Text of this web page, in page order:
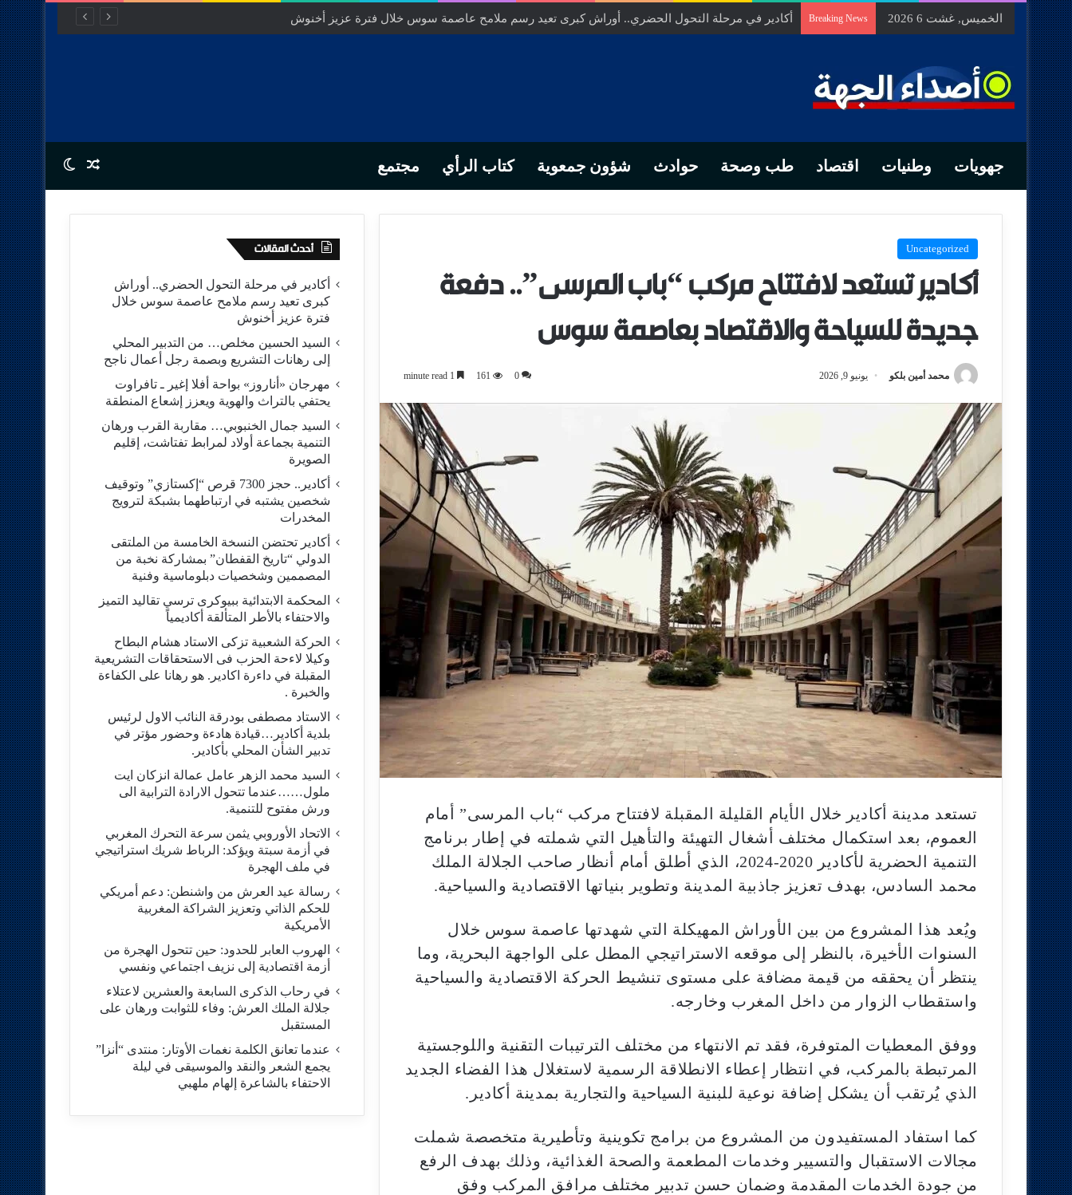
الخميس, غشت 6 2026 Breaking News السيد الحسين مخلص… من التدبير المحلي إلى رهانات التشريع وبصمة رجل أعمال ناجح
جهويات وطنيات اقتصاد طب وصحة حوادث شؤون جمعوية كتاب الرأي مجتمع Random Article
Switch skin
Uncategorized
أكادير تستعد لافتتاح مركب “باب المرسى”.. دفعة
جديدة للسياحة والاقتصاد بعاصمة سوس
محمد أمين بلكو يونيو 9, 2026 0
161
تستعد مدينة أكادير خلال الأيام القليلة المقبلة لافتتاح مركب “باب المرسى” أمام
العموم، بعد استكمال مختلف أشغال التهيئة والتأهيل التي شملته في إطار برنامج
التنمية الحضرية لأكادير 2020-2024، الذي أطلق أمام أنظار صاحب الجلالة الملك
محمد السادس، بهدف تعزيز جاذبية المدينة وتطوير بنياتها الاقتصادية والسياحية.
ويُعد هذا المشروع من بين الأوراش المهيكلة التي شهدتها عاصمة سوس خلال
السنوات الأخيرة، بالنظر إلى موقعه الاستراتيجي المطل على الواجهة البحرية، وما
ينتظر أن يحققه من قيمة مضافة على مستوى تنشيط الحركة الاقتصادية والسياحية
واستقطاب الزوار من داخل المغرب وخارجه.
ووفق المعطيات المتوفرة، فقد تم الانتهاء من مختلف الترتيبات التقنية واللوجستية
المرتبطة بالمركب، في انتظار إعطاء الانطلاقة الرسمية لاستغلال هذا الفضاء الجديد
الذي يُرتقب أن يشكل إضافة نوعية للبنية السياحية والتجارية بمدينة أكادير.
كما استفاد المستفيدون من المشروع من برامج تكوينية وتأطيرية متخصصة شملت
مجالات الاستقبال والتسيير وخدمات المطعمة والصحة الغذائية، وذلك بهدف الرفع
من جودة الخدمات المقدمة وضمان حسن تدبير مختلف مرافق المركب وفق
أحدث المقالات
أكادير في مرحلة التحول الحضري.. أوراش
كبرى تعيد رسم ملامح عاصمة سوس خلال
فترة عزيز أخنوش
السيد الحسين مخلص… من التدبير المحلي
إلى رهانات التشريع وبصمة رجل أعمال ناجح
مهرجان «أناروز» بواحة أفلا إغير ـ تافراوت
يحتفي بالتراث والهوية ويعزز إشعاع المنطقة
السيد جمال الخنبوبي… مقاربة القرب ورهان
التنمية بجماعة أولاد لمرابط تفتاشت، إقليم
الصويرة
أكادير.. حجز 7300 قرص “إكستازي” وتوقيف
شخصين يشتبه في ارتباطهما بشبكة لترويج
المخدرات
أكادير تحتضن النسخة الخامسة من الملتقى
الدولي “تاريخ القفطان” بمشاركة نخبة من
المصممين وشخصيات دبلوماسية وفنية
المحكمة الابتدائية ببيوكرى ترسي تقاليد التميز
والاحتفاء بالأطر المتألقة أكاديمياً
الحركة الشعبية تزكى الاستاد هشام البطاح
وكيلا لاءحة الحزب فى الاستحقاقات التشريعية
المقبلة في داءرة اكادير. هو رهانا على الكفاءة
والخبرة .
الاستاد مصطفى بودرقة النائب الاول لرئيس
بلدية أكادير…قيادة هادءة وحضور مؤتر في
تدبير الشأن المحلي بأكادير.
السيد محمد الزهر عامل عمالة انزكان ايت
ملول……عندما تتحول الارادة الترابية الى
ورش مفتوح للتنمية.
الاتحاد الأوروبي يثمن سرعة التحرك المغربي
في أزمة سبتة ويؤكد: الرباط شريك استراتيجي
في ملف الهجرة
رسالة عيد العرش من واشنطن: دعم أمريكي
للحكم الذاتي وتعزيز الشراكة المغربية
الأمريكية
​الهروب العابر للحدود: حين تتحول الهجرة من
أزمة اقتصادية إلى نزيف اجتماعي ونفسي
في رحاب الذكرى السابعة والعشرين لاعتلاء
جلالة الملك العرش: وفاء للثوابت ورهان على
المستقبل
​عندما تعانق الكلمة نغمات الأوتار: منتدى “أنزا”
يجمع الشعر والنقد والموسيقى في ليلة
الاحتفاء بالشاعرة إلهام ملهبي